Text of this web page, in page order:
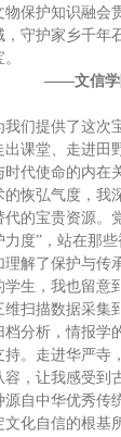
保护知识融会
守护家乡千年
——文信学
我们提供了这次
课堂、走进田
代使命的内在
的恢弘气度，我
的宝贵资源。
度”，站在那
解了保护与传
学生，我也留意
扫描数据采集
分析，情报学
。走进华严寺
，让我感受到
自中华优秀传
文化自信的根基